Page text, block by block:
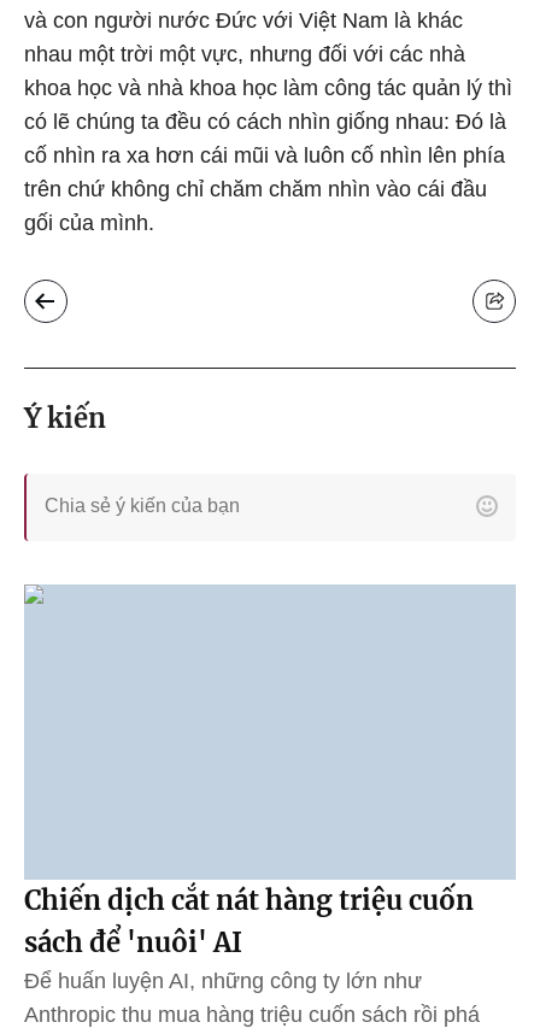
và con người nước Đức với Việt Nam là khác
nhau một trời một vực, nhưng đối với các nhà
khoa học và nhà khoa học làm công tác quản lý thì
có lẽ chúng ta đều có cách nhìn giống nhau: Đó là
cố nhìn ra xa hơn cái mũi và luôn cố nhìn lên phía
trên chứ không chỉ chăm chăm nhìn vào cái đầu
gối của mình.
Ý kiến
Chiến dịch cắt nát hàng triệu cuốn
sách để 'nuôi' AI
Để huấn luyện AI, những công ty lớn như
Anthropic thu mua hàng triệu cuốn sách rồi phá